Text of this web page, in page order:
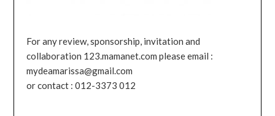
For any review, sponsorship, invitation and
collaboration 123.mamanet.com please email :
mydeamarissa@gmail.com
or contact : 012-3373 012